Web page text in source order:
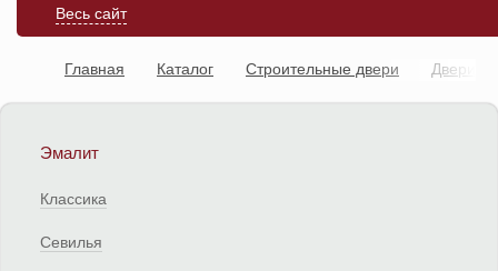
Весь сайт
Главная Каталог Строительные двери
Двери
Эмалит
Классика
Севилья